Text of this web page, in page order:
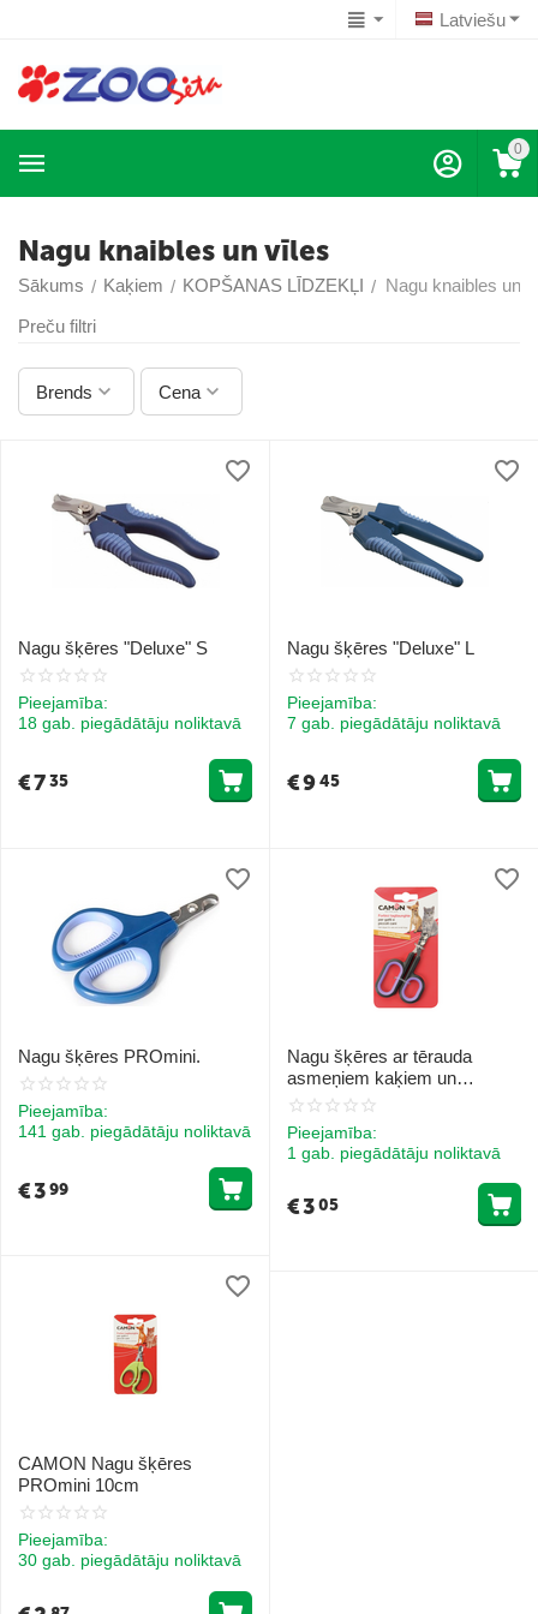
Latviešu
0
Nagu knaibles un vīles
Sākums / Kaķiem / KOPŠANAS LĪDZEKĻI / Nagu knaibles un
Preču filtri
Brends Cena
Nagu šķēres "Deluxe" S
Pieejamība:
18 gab. piegādātāju noliktavā
€735
Nagu šķēres "Deluxe" L
Pieejamība:
7 gab. piegādātāju noliktavā
€945
Nagu šķēres PROmini.
Pieejamība:
141 gab. piegādātāju noliktavā
€399
Nagu šķēres ar tērauda
asmeņiem kaķiem un
maziem suņiem 10.5cm
Pieejamība:
1 gab. piegādātāju noliktavā
€305
CAMON Nagu šķēres
PROmini 10cm
Pieejamība:
30 gab. piegādātāju noliktavā